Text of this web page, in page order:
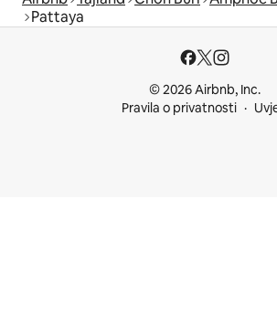
Pattaya
© 2026 Airbnb, Inc.
Pravila o privatnosti